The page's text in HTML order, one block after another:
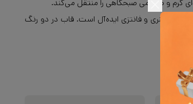
دکور هنری و فانتزی ایده‌آل است. قاب در دو رنگ